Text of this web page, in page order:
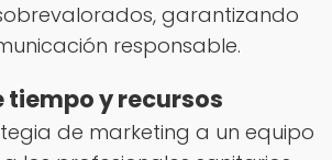
garantizando
responsable.
tiempo y recursos
de marketing a un equipo